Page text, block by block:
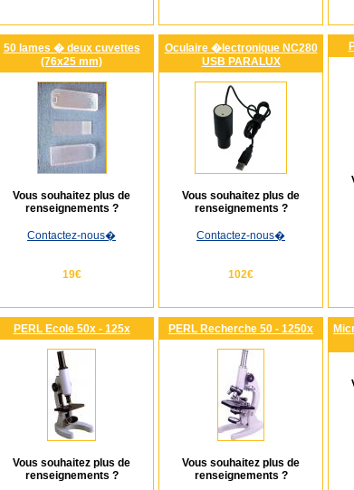
50 lames � deux cuvettes
(76x25 mm)
Vous souhaitez plus de
renseignements ?
Contactez-nous�
19€
Oculaire �lectronique NC280
USB PARALUX
Vous souhaitez plus de
renseignements ?
Contactez-nous�
102€
PERL Ecole 50x - 125x
Vous souhaitez plus de
renseignements ?
PERL Recherche 50 - 1250x
Vous souhaitez plus de
renseignements ?